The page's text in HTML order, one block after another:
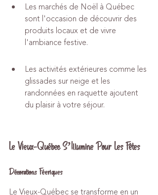
Les marchés de Noël à Québec
sont l'occasion de découvrir des
produits locaux et de vivre
l'ambiance festive.
Les activités extérieures comme les
glissades sur neige et les
randonnées en raquette ajoutent
du plaisir à votre séjour.
Le Vieux-Québec S’Illumine Pour Les Fêtes
Décorations Féeriques
Le Vieux-Québec se transforme en un